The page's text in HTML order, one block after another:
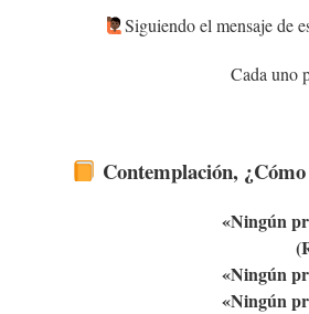
‍Siguiendo el mensaje de
Cada uno
Contemplación,
«Ningún
«Ningún
«Ningún